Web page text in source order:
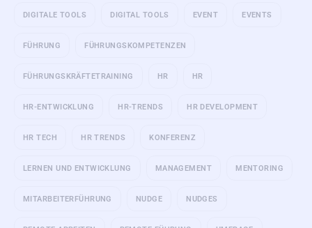
DIGITALE TOOLS DIGITAL TOOLS EVENT EVENTS
FÜHRUNG FÜHRUNGSKOMPETENZEN
FÜHRUNGSKRÄFTETRAINING HR HR
HR-ENTWICKLUNG HR-TRENDS HR DEVELOPMENT
HR TECH HR TRENDS KONFERENZ
LERNEN UND ENTWICKLUNG MANAGEMENT MENTORING
MITARBEITERFÜHRUNG NUDGE NUDGES